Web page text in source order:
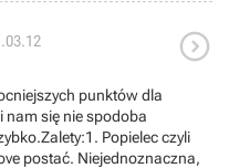

punktów dla
nam się nie spodoba
Popielec czyli
postać. Niejednoznaczna,